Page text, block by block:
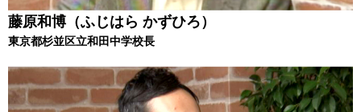
藤原和博（ふじはら かずひろ）
東京都杉並区立和田中学校長